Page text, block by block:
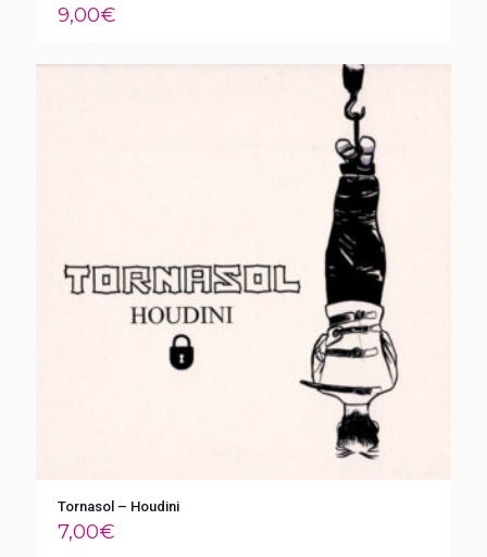
9,00€
Tornasol – Houdini
7,00€